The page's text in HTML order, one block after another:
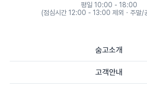
평일 10:00 - 18:00
(점심시간 12:00 - 13:00 제외 · 주말/
숨고소개
고객안내